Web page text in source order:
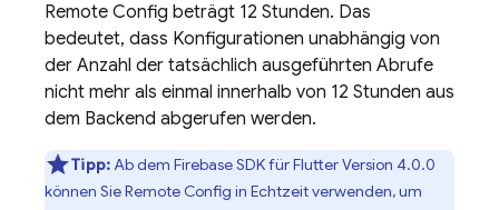
Remote Config beträgt 12 Stunden. Das
bedeutet, dass Konfigurationen unabhängig von
der Anzahl der tatsächlich ausgeführten Abrufe
nicht mehr als einmal innerhalb von 12 Stunden aus
dem Backend abgerufen werden.
Tipp:Ab dem Firebase SDK für Flutter Version 4.0.0
können Sie Remote Config in Echtzeit verwenden, um